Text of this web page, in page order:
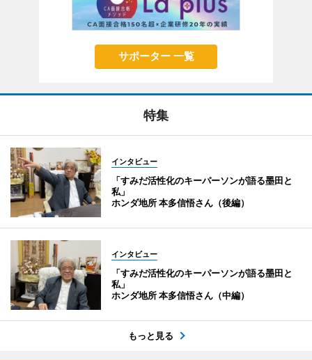
サポーター 一覧
特集
インタビュー
「すみだ活性化のキーパーソンが語る墨田と
私」
ホンダ地所 本多信悟さん（後編）
インタビュー
「すみだ活性化のキーパーソンが語る墨田と
私」
ホンダ地所 本多信悟さん（中編）
もっと見る